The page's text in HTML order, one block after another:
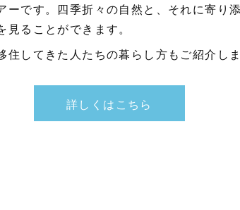
ーです。四季折々の自然と、それに寄り
見ることができます。
住してきた人たちの暮らし方もご紹介しま
詳しくはこちら